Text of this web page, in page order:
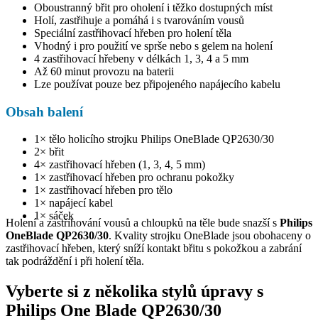
Oboustranný břit pro oholení i těžko dostupných míst
Holí, zastřihuje a pomáhá i s tvarováním vousů
Speciální zastřihovací hřeben pro holení těla
Vhodný i pro použití ve sprše nebo s gelem na holení
4 zastřihovací hřebeny v délkách 1, 3, 4 a 5 mm
Až 60 minut provozu na baterii
Lze používat pouze bez připojeného napájecího kabelu
Obsah balení
1× tělo holicího strojku Philips OneBlade QP2630/30
2× břit
4× zastřihovací hřeben (1, 3, 4, 5 mm)
1× zastřihovací hřeben pro ochranu pokožky
1× zastřihovací hřeben pro tělo
1× napájecí kabel
1× sáček
Holení a zastřihování vousů a chloupků na těle bude snazší s Philips
OneBlade QP2630/30. Kvality strojku OneBlade jsou obohaceny o
zastřihovací hřeben, který sníží kontakt břitu s pokožkou a zabrání
tak podráždění i při holení těla.
Vyberte si z několika stylů úpravy s
Philips One Blade QP2630/30